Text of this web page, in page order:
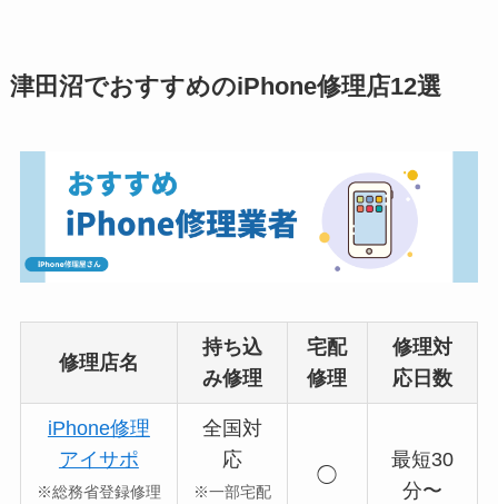
津田沼でおすすめのiPhone修理店12選
修理店名
持ち込
み修理
宅配
修理
修理対
応日数
iPhone修理
アイサポ
※総務省登録修理
全国対
応
※一部宅配
◯
最短30
分〜